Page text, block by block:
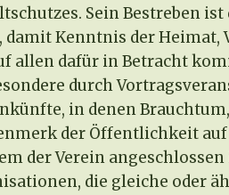
Sein Bestreben
Kenntnis der Heimat,
allen dafür in Betracht
durch
in denen
der Öffentlichkeit
der Verein angeschlossen
die gleiche oder